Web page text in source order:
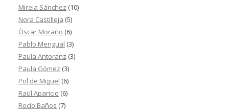
Mireia Sánchez (10)
Nora Castilleja (5)
Òscar Moraño (6)
Pablo Mengual (3)
Paula Antoranz (3)
Paula Gómez (3)
Pol de Miguel (6)
Raül Aparicio (6)
Rocío Baños (7)